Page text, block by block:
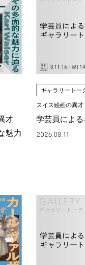
才
魅力
ギャラリートー
スイス絵画の異
学芸員によ
2026.08.11